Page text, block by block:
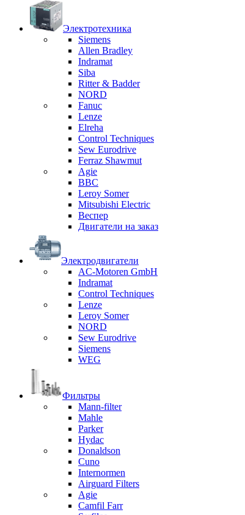
Электротехника
Siemens
Allen Bradley
Indramat
Siba
Ritter & Badder
NORD
Fanuc
Lenze
Elreha
Control Techniques
Sew Eurodrive
Ferraz Shawmut
Agie
BBC
Leroy Somer
Mitsubishi Electric
Веспер
Двигатели на заказ
Электродвигатели
AC-Motoren GmbH
Indramat
Control Techniques
Lenze
Leroy Somer
NORD
Sew Eurodrive
Siemens
WEG
Фильтры
Mann-filter
Mahle
Parker
Hydac
Donaldson
Cuno
Internormen
Airguard Filters
Agie
Camfil Farr